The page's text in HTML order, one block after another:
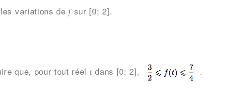
variations de fsur [0; 2].
que, pour tout réel t dans [0; 2], .